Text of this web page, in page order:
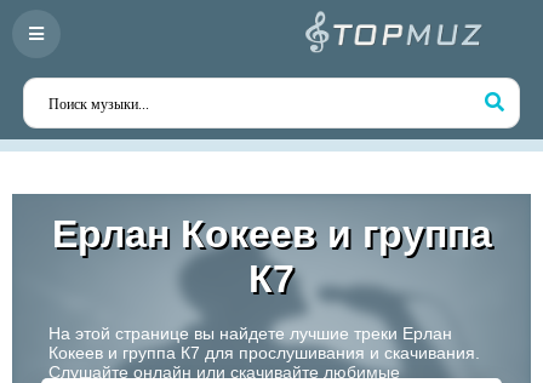
Ерлан Кокеев и группа
К7
На этой странице вы найдете лучшие треки Ерлан
Кокеев и группа К7 для прослушивания и скачивания.
Слушайте онлайн или скачивайте любимые